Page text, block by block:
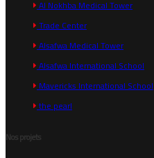
Al Nokhba Medical Tower
Trade Center
Alsafwa Medical Tower
Alsafwa International School
Mavericks International School
the pearl
Nos projets